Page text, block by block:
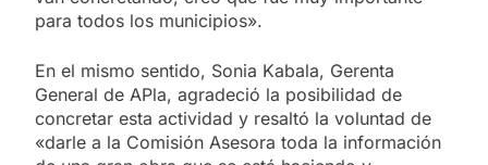
para todos los municipios».
En el mismo sentido, Sonia Kabala, Gerenta
General de APla, agradeció la posibilidad de
concretar esta actividad y resaltó la voluntad de
«darle a la Comisión Asesora toda la información